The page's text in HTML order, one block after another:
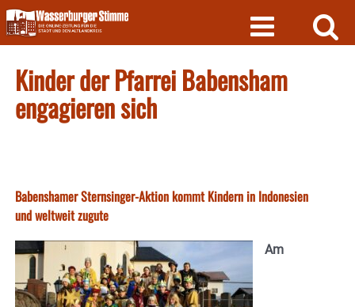
Skip
to
content
Kinder der Pfarrei Babensham
engagieren sich
Babenshamer Sternsinger-Aktion kommt Kindern in Indonesien
und weltweit zugute
Am